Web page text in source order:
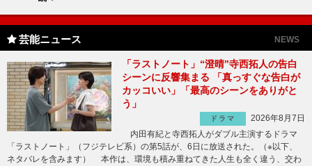
芸能ニュース NEWS
「ラストノート」“澄晴”寺西拓人の告白
シーンに反響集まる 「真っすぐな告白が
カッコいい」「最高のシーンをありがと
う」
ドラマ
2026年8月7日
内田有紀と寺西拓人がダブル主演するドラマ
「ラストノート」（フジテレビ系）の第5話が、6日に放送された。（※以下、
ネタバレを含みます） 本作は、環境も積み重ねてきた人生も全く違う、交わ